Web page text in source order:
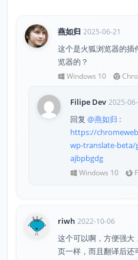
燕如归 2025-06-21
这个是火狐浏览器的
览器的？
Windows 10
Filipe Dev 2025-
回复 @燕如归 :
https://
wp-translate-
ajbpbgdg
Windows 10
riwh 2022-10-06
这个可以啊，方便强
页一样，而且翻译后还